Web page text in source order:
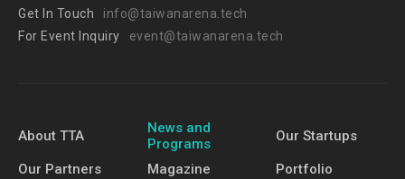
Get In Touch
info@taiwanarena.tech
For Event Inquiry
event@taiwanarena.tech
About TTA
News and
Programs
Our Startups
Our Partners Magazine
Portfolio